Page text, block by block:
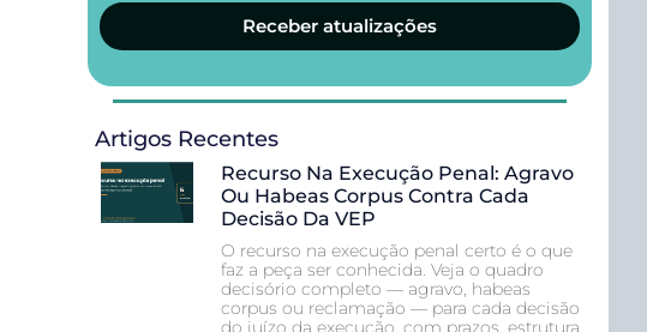
Receber atualizações
Artigos Recentes
Recurso Na Execução Penal: Agravo
Ou Habeas Corpus Contra Cada
Decisão Da VEP
O recurso na execução penal certo é o que
faz a peça ser conhecida. Veja o quadro
decisório completo — agravo, habeas
corpus ou reclamação — para cada decisão
do juízo da execução, com prazos, estrutura